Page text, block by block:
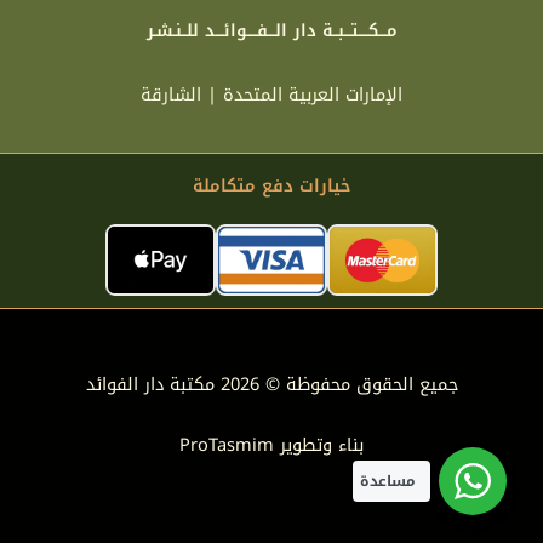
مـــكــــتـــبــة دار الـــفــــوائـــد للــنـشـر
الإمارات العربية المتحدة | الشارقة
خيارات دفع متكاملة
جميع الحقوق محفوظة © 2026 مكتبة دار الفوائد
بناء وتطويرProTasmim
مساعدة